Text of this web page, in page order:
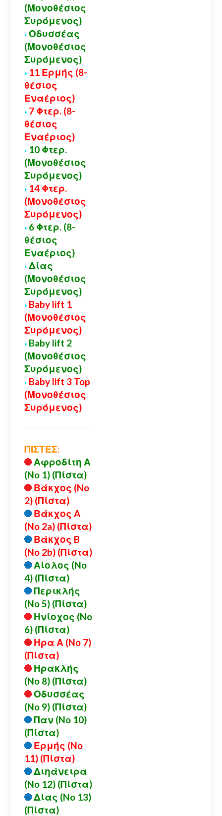
(Μονοθέσιος
Συρόμενος)
Οδυσσέας
(Μονοθέσιος
Συρόμενος)
11 Ερμής (8-
θέσιος
Εναέριος)
7 Φτερ. (8-
θέσιος
Εναέριος)
10 Φτερ.
(Μονοθέσιος
Συρόμενος)
14 Φτερ.
(Μονοθέσιος
Συρόμενος)
6 Φτερ. (8-
θέσιος
Εναέριος)
Δίας
(Μονοθέσιος
Συρόμενος)
Baby lift 1
(Μονοθέσιος
Συρόμενος)
Baby lift 2
(Μονοθέσιος
Συρόμενος)
Baby lift 3 Top
(Μονοθέσιος
Συρόμενος)
ΠΙΣΤΕΣ:
Αφροδίτη Α
(No 1) (Πίστα)
Βάκχος (No
2) (Πίστα)
Βάκχος A
(No 2a) (Πίστα)
Βάκχος B
(No 2b) (Πίστα)
Αίολος (No
4) (Πίστα)
Περικλής
(No 5) (Πίστα)
Ηνίοχος (No
6) (Πίστα)
Ηρα Α (No 7)
(Πίστα)
Ηρακλής
(No 8) (Πίστα)
Οδυσσέας
(No 9) (Πίστα)
Παν (No 10)
(Πίστα)
Ερμής (No
11) (Πίστα)
Διηάνειρα
(No 12) (Πίστα)
Δίας (No 13)
(Πίστα)